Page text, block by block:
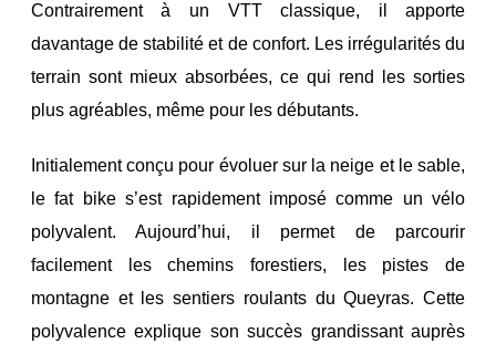
Contrairement à un VTT classique, il apporte
davantage de stabilité et de confort. Les irrégularités du
terrain sont mieux absorbées, ce qui rend les sorties
plus agréables, même pour les débutants.
Initialement conçu pour évoluer sur la neige et le sable,
le fat bike s’est rapidement imposé comme un vélo
polyvalent. Aujourd’hui, il permet de parcourir
facilement les chemins forestiers, les pistes de
montagne et les sentiers roulants du Queyras.Cette
polyvalence explique son succès grandissant auprès